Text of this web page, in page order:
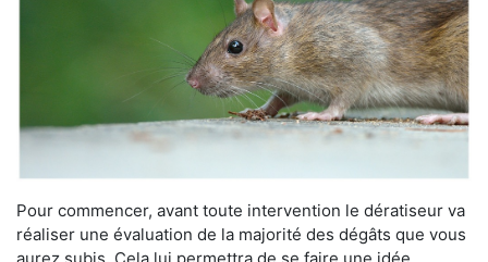
Pour commencer, avant toute intervention le dératiseur va
réaliser une évaluation de la majorité des dégâts que vous